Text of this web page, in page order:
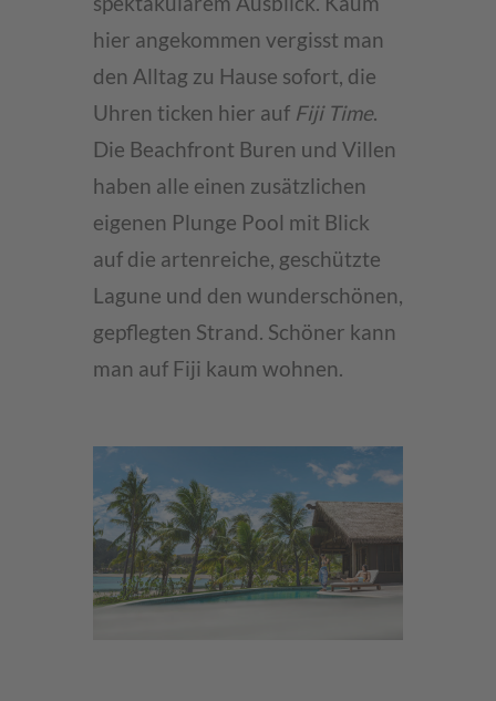
hier angekommen vergisst man
den Alltag zu Hause sofort, die
Uhren ticken hier auf Fiji Time.
Die Beachfront Buren und Villen
haben alle einen zusätzlichen
eigenen Plunge Pool mit Blick
auf die artenreiche, geschützte
Lagune und den wunderschönen,
gepflegten Strand. Schöner kann
man auf Fiji kaum wohnen.